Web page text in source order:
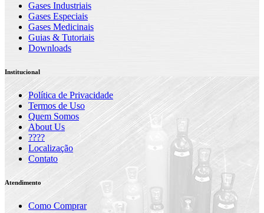
Gases Industriais
Gases Especiais
Gases Medicinais
Guias & Tutoriais
Downloads
Institucional
Política de Privacidade
Termos de Uso
Quem Somos
About Us
????
Localização
Contato
Atendimento
Como Comprar